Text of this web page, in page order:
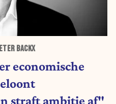
BACKX
economische
straft ambitie af"